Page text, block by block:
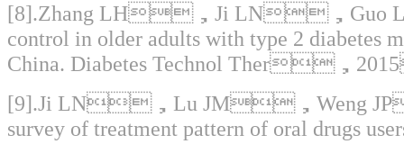
[8].Zhang LH，Ji LN，Guo
control in older adults with type 2 diabetes
China. Diabetes Technol Ther，
[9].Ji LN，Lu JM，Weng
survey of treatment pattern of oral